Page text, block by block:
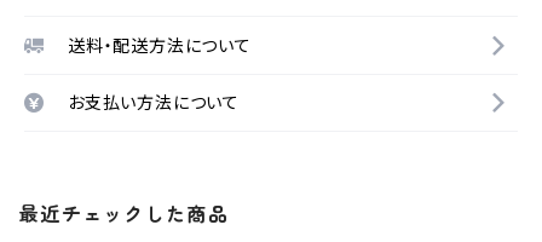
送料・配送方法について
お支払い方法について
最近チェックした商品